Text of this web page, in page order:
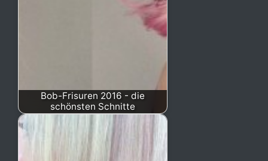
Bob-Frisuren 2016 - die
schönsten Schnitte